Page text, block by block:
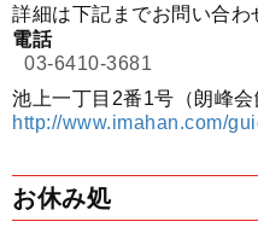
詳細は下記までお問い合わ
電話
03-6410-3681
池上一丁目2番1号（朗峰会
http://www.imahan.com/
お休み処